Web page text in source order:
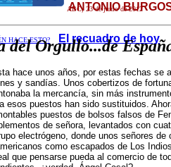
ABC, 23 de junio de 2012
HACE ESTO? El recuadro de hoy
ANTONIO
del Orgullo...de
hace unos años, por estas fechas se
y sandías. Unos cobertizos de
la mercancía, sin más
esos puestos han sido sustituidos.
puestos de bolsos falsos de
de señora, levantados con
electrógeno, donde unos señores
como escapados de Los
que pensarse pueda al comercio de